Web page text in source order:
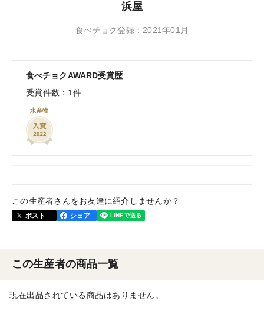
浜屋
食べチョク登録：2021年01月
食べチョクAWARD受賞歴
受賞件数：1件
水産物
この生産者さんをお友達に紹介しませんか？
ポスト シェア
この生産者の商品一覧
現在出品されている商品はありません。